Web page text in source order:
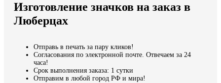
Мы доставляем по всему миру
Продолжить без города
Изготовление значков на заказ в
Люберцах
Отправь в печать за пару кликов!
Согласования по электронной почте. Отвечаем за 24
часа!
Срок выполнения заказа: 1 сутки
Отправим в любой город РФ и мира!